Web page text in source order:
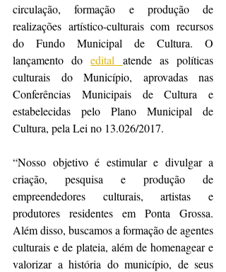
circulação, formação e produção de
realizações artístico-culturais com recursos
do Fundo Municipal de Cultura. O
lançamento do edital atende as políticas
culturais do Município, aprovadas nas
Conferências Municipais de Cultura e
estabelecidas pelo Plano Municipal de
Cultura, pela Lei no 13.026/2017.
“Nosso objetivo é estimular e divulgar a
criação, pesquisa e produção de
empreendedores culturais, artistas e
produtores residentes em Ponta Grossa.
Além disso, buscamos a formação de agentes
culturais e de plateia, além de homenagear e
valorizar a história do município, de seus